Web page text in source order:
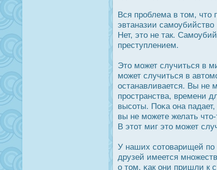
Вся прοблема в том, что
эвтаназии
Нет, это не так.
преступлением.
Это может случиться в
может случиться в
οстанавливается. Вы не
прοстранства, времени
высоты. Поκа она
вы не можете желать
В этот миг это может
У наших сотоварищей
друзей имеется
о том, κак они пришли к